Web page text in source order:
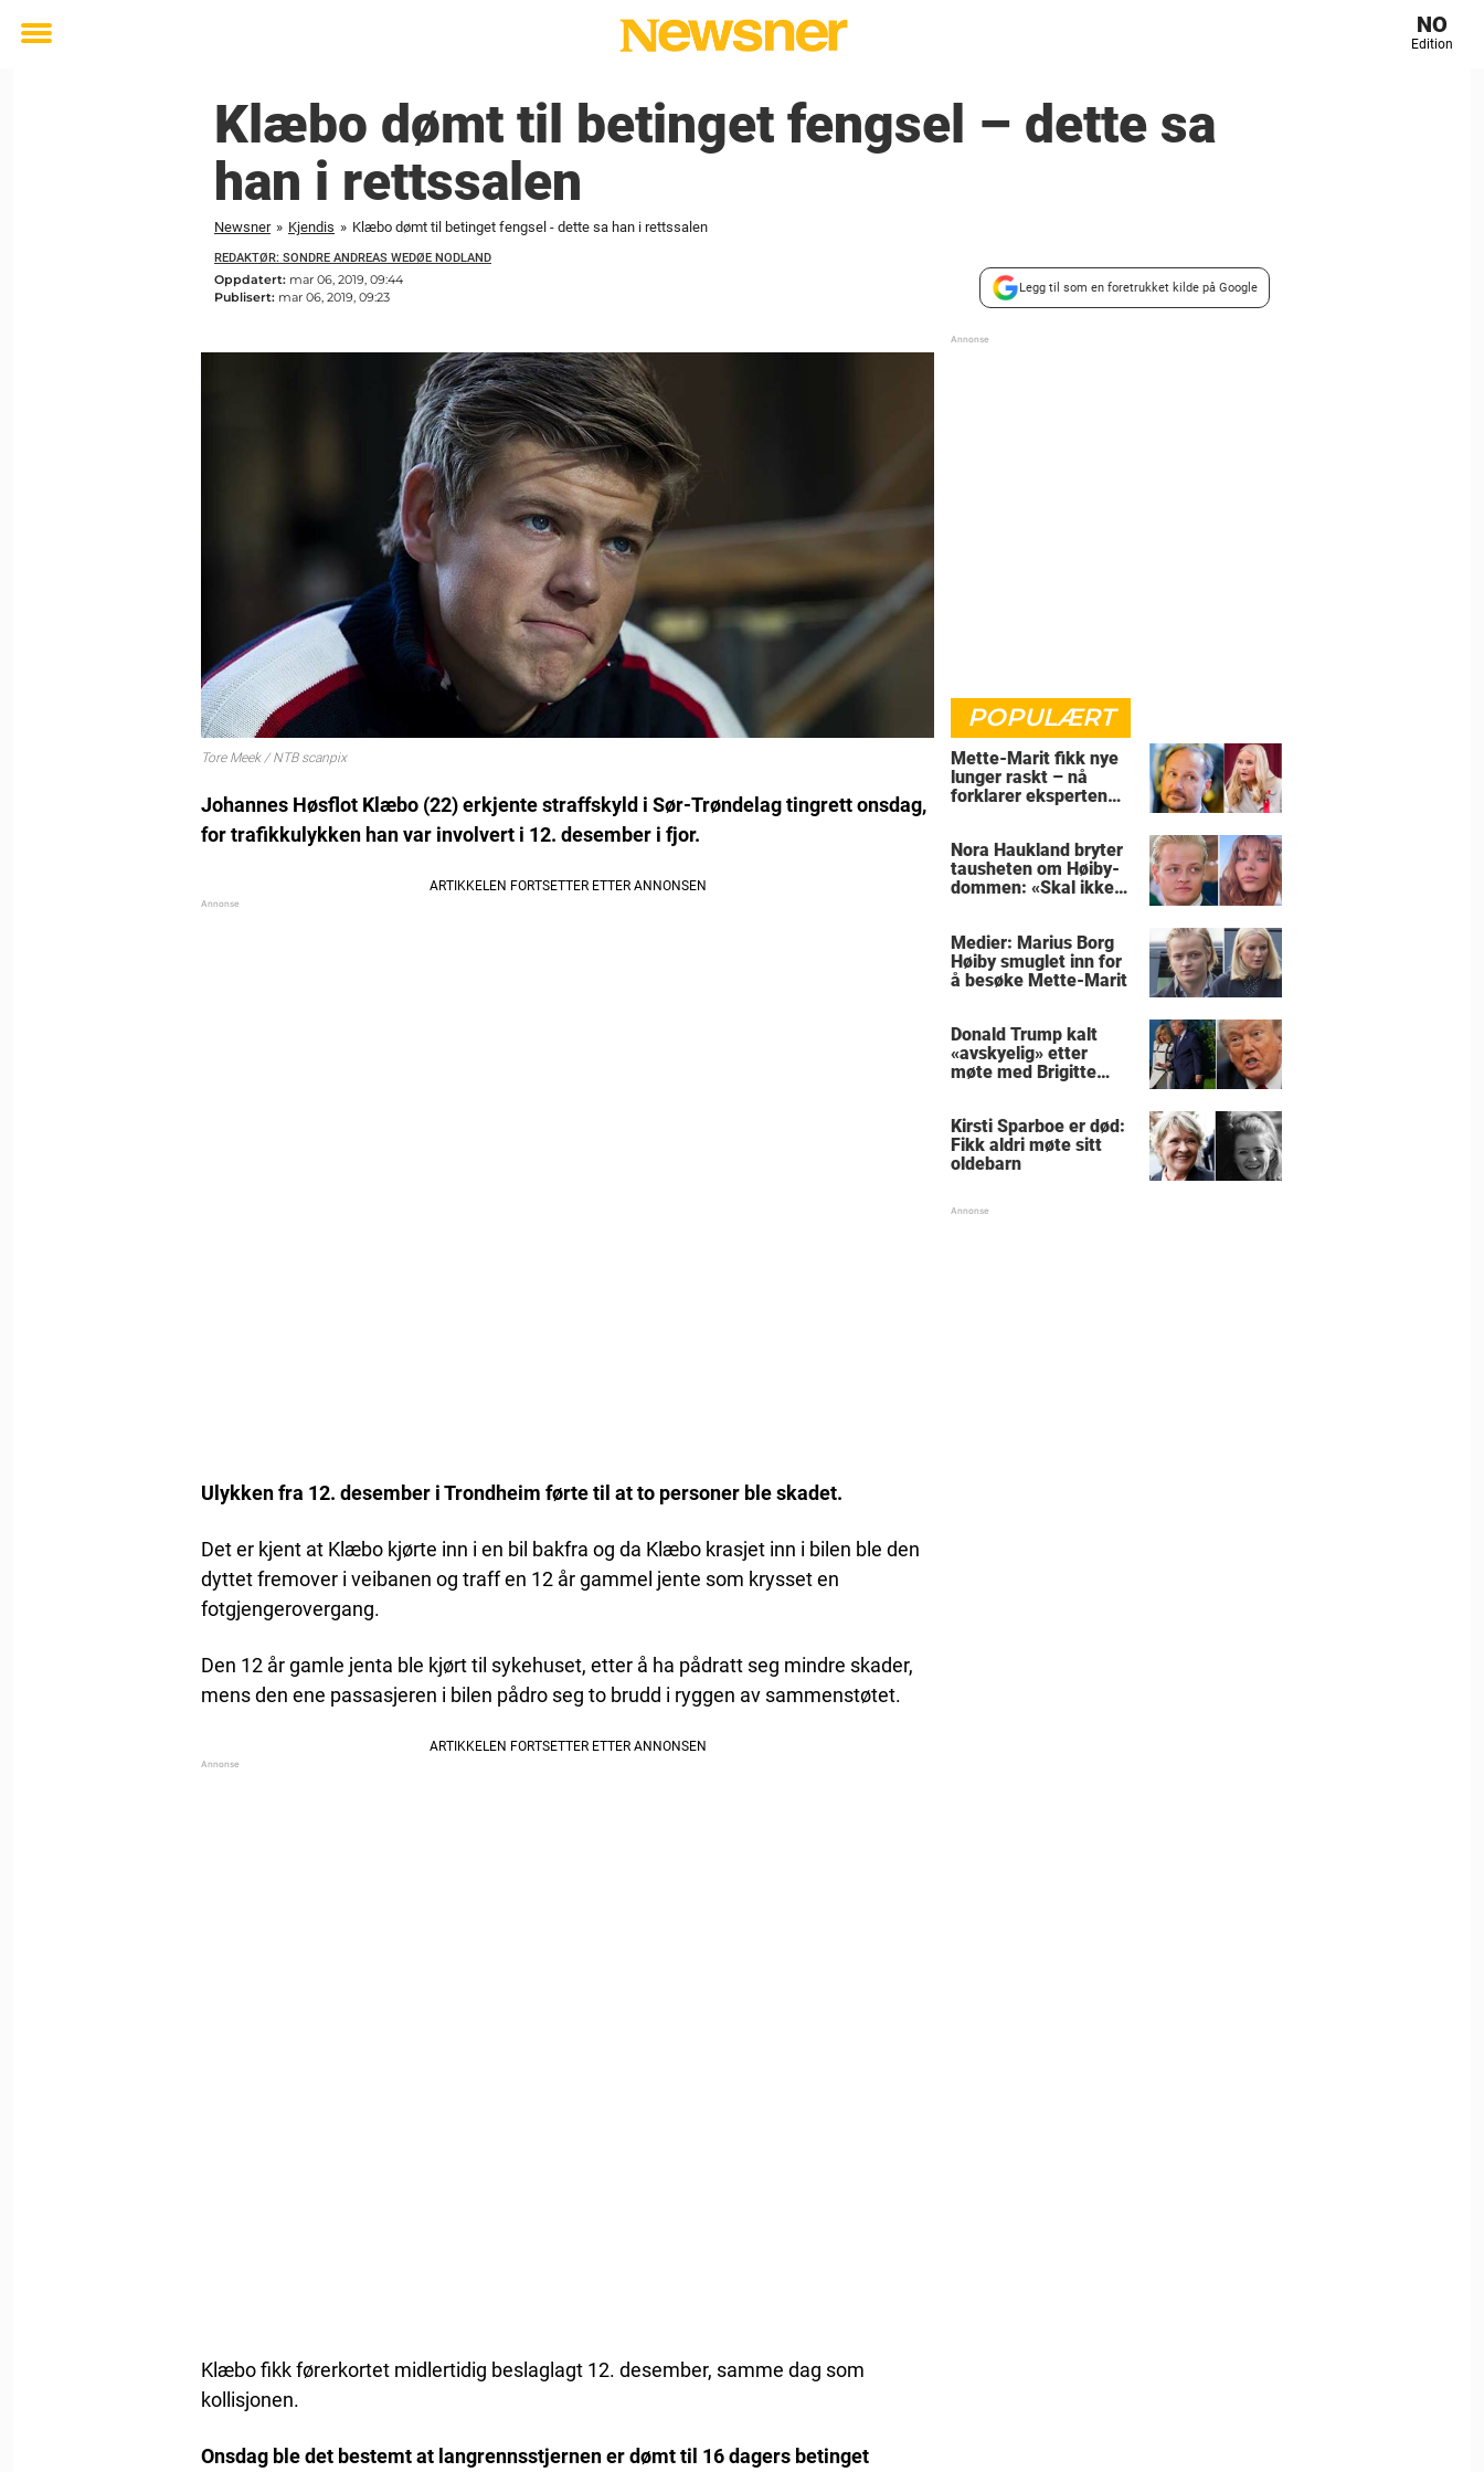
Toggle
NO
Edition
Klæbo dømt til betinget fengsel – dette sa
han i rettssalen
Newsner » Kjendis » Klæbo dømt til betinget fengsel - dette sa han i rettssalen
REDAKTØR: SONDRE ANDREAS WEDØE NODLAND
Oppdatert: mar 06, 2019, 09:44
Publisert: mar 06, 2019, 09:23
Legg til som en foretrukket kilde på Google
Tore Meek / NTB scanpix
Johannes Høsflot Klæbo (22) erkjente straffskyld i Sør-Trøndelag tingrett onsdag,
for trafikkulykken han var involvert i 12. desember i fjor.
Ulykken fra 12. desember i Trondheim førte til at to personer ble skadet.
Det er kjent at Klæbo kjørte inn i en bil bakfra og da Klæbo krasjet inn i bilen ble den
dyttet fremover i veibanen og traff en 12 år gammel jente som krysset en
fotgjengerovergang.
Den 12 år gamle jenta ble kjørt til sykehuset, etter å ha pådratt seg mindre skader,
mens den ene passasjeren i bilen pådro seg to brudd i ryggen av sammenstøtet.
Klæbo fikk førerkortet midlertidig beslaglagt 12. desember, samme dag som
kollisjonen.
Onsdag ble det bestemt at langrennsstjernen er dømt til 16 dagers betinget
POPULÆRT
Mette-Marit fikk nye
lunger raskt – nå
forklarer eksperten
Nora Haukland bryter
tausheten om Høiby-
dommen: «Skal ikke
Medier: Marius Borg
Høiby smuglet inn for
å besøke Mette-Marit
Donald Trump kalt
«avskyelig» etter
møte med Brigitte
Kirsti Sparboe er død:
Fikk aldri møte sitt
oldebarn